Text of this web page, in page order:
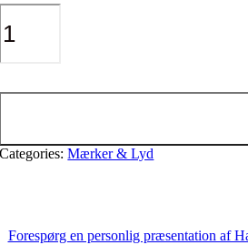
Categories:Mærker & Lyd
Forespørg en personlig præsentation af